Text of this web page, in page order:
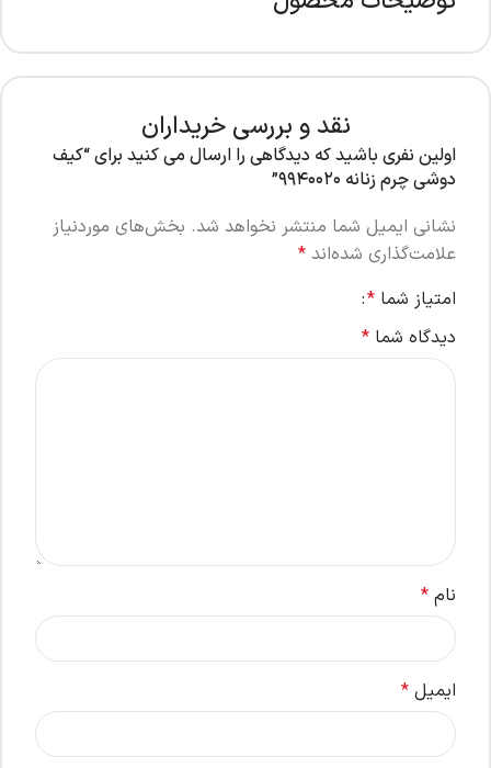
نقد و بررسی خریداران
اولین نفری باشید که دیدگاهی را ارسال می کنید برای “کیف
دوشی چرم زنانه ۹۹۴۰۰۲۰”
نشانی ایمیل شما منتشر نخواهد شد. بخش‌های موردنیاز
علامت‌گذاری شده‌اند *
امتیاز شما *
دیدگاه شما *
نام *
ایمیل *